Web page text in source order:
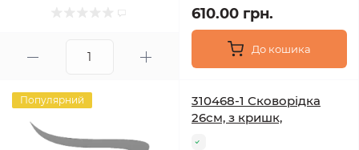
610.00 грн.
До кошика
Популярний
310468-1 Сковорідка
26см, з кришк,